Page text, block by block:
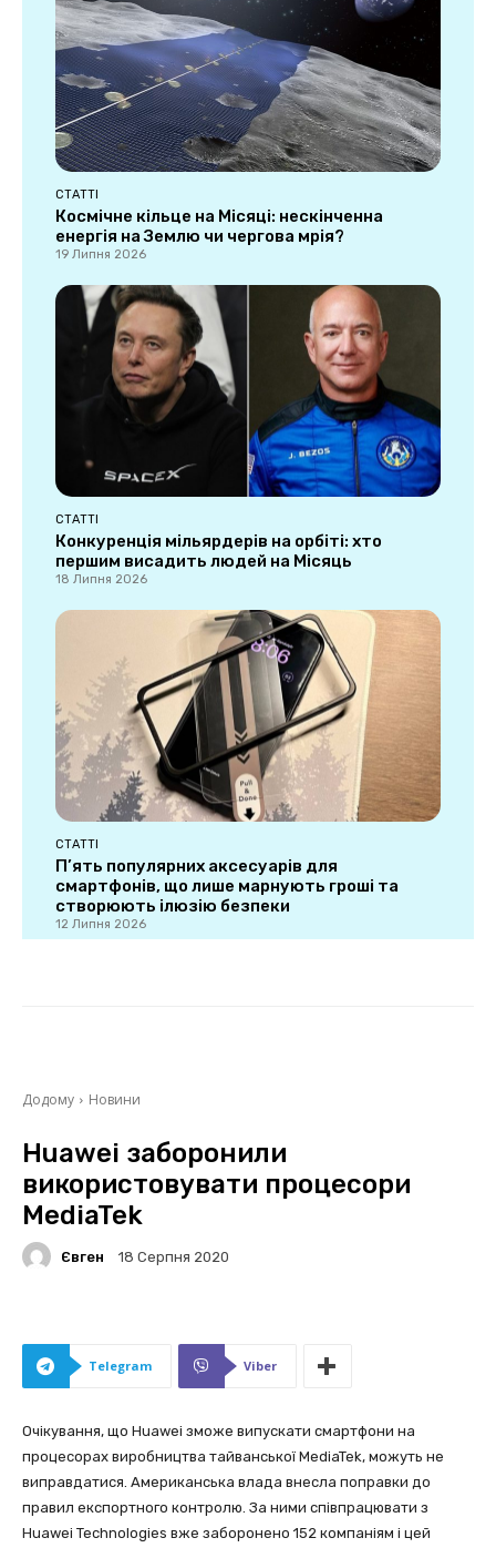
СТАТТІ
Космічне кільце на Місяці: нескінченна
енергія на Землю чи чергова мрія?
19 Липня 2026
СТАТТІ
Конкуренція мільярдерів на орбіті: хто
першим висадить людей на Місяць
18 Липня 2026
СТАТТІ
П’ять популярних аксесуарів для
смартфонів, що лише марнують гроші та
створюють ілюзію безпеки
12 Липня 2026